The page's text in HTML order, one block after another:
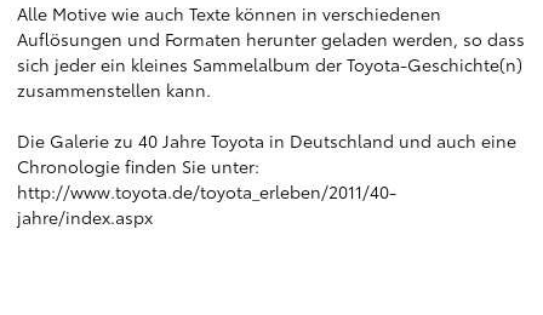
Alle Motive wie auch Texte können in verschiedenen
Auflösungen und Formaten herunter geladen werden, so dass
sich jeder ein kleines Sammelalbum der Toyota-Geschichte(n)
zusammenstellen kann.
Die Galerie zu 40 Jahre Toyota in Deutschland und auch eine
Chronologie finden Sie unter:
http://www.toyota.de/toyota_erleben/2011/40-
jahre/index.aspx